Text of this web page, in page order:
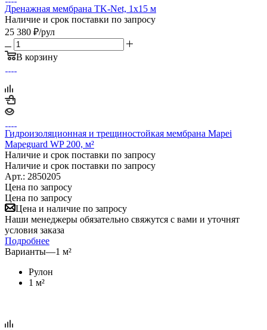
Дренажная мембрана TK-Net, 1х15 м
Наличие и срок поставки по запросу
25 380 ₽/рул
В корзину
Гидроизоляционная и трещиностойкая мембрана Mapei
Mapeguard WP 200, м²
Наличие и срок поставки по запросу
Наличие и срок поставки по запросу
Арт.: 2850205
Цена по запросу
Цена по запросу
Цена и наличие по запросу
Наши менеджеры обязательно свяжутся с вами и уточнят
условия заказа
Подробнее
Варианты—1 м²
Рулон
1 м²